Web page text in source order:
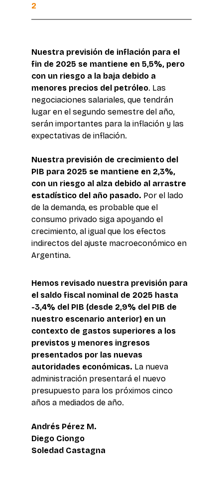
2
Nuestra previsión de inflación para el
fin de 2025 se mantiene en 5,5%, pero
con un riesgo a la baja debido a
menores precios del petróleo. Las
negociaciones salariales, que tendrán
lugar en el segundo semestre del año,
serán importantes para la inflación y las
expectativas de inflación.
Nuestra previsión de crecimiento del
PIB para 2025 se mantiene en 2,3%,
con un riesgo al alza debido al arrastre
estadístico del año pasado. Por el lado
de la demanda, es probable que el
consumo privado siga apoyando el
crecimiento, al igual que los efectos
indirectos del ajuste macroeconómico en
Argentina.
Hemos revisado nuestra previsión para
el saldo fiscal nominal de 2025 hasta
-3,4% del PIB (desde 2,9% del PIB de
nuestro escenario anterior) en un
contexto de gastos superiores a los
previstos y menores ingresos
presentados por las nuevas
autoridades económicas. La nueva
administración presentará el nuevo
presupuesto para los próximos cinco
años a mediados de año.
Andrés Pérez M.
Diego Ciongo
Soledad Castagna